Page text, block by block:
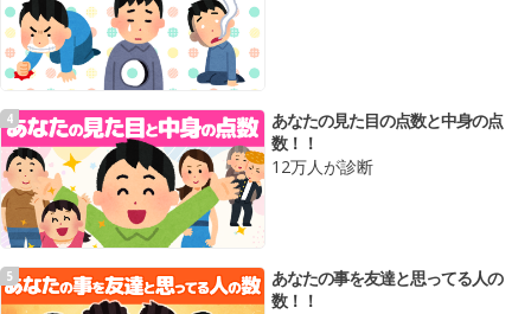
4
あなたの見た目の点数と中身の点
数！！
12万人が診断
5
あなたの事を友達と思ってる人の
数！！